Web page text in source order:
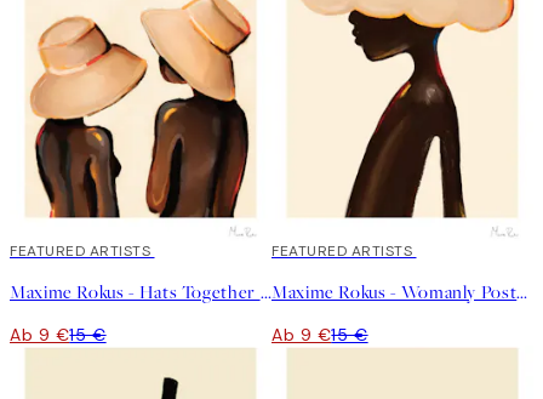
40%*
FEATURED ARTISTS
Maxime Rokus - Hats Together Poster
Ab 9 €15 €
40%*
FEATURED ARTISTS
Maxime Rokus - Womanly Poster
Ab 9 €15 €